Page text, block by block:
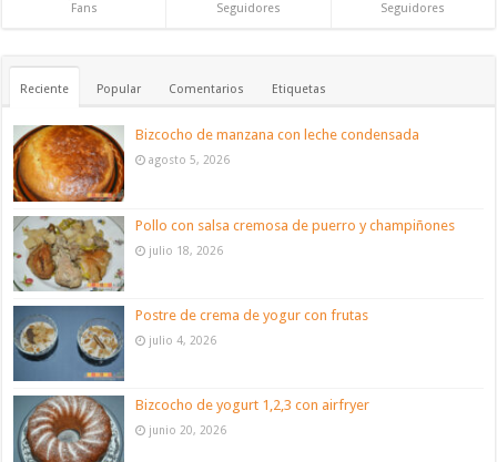
Fans Seguidores Seguidores
Reciente Popular Comentarios Etiquetas
Bizcocho de manzana con leche condensada
agosto 5, 2026
Pollo con salsa cremosa de puerro y champiñones
julio 18, 2026
Postre de crema de yogur con frutas
julio 4, 2026
Bizcocho de yogurt 1,2,3 con airfryer
junio 20, 2026